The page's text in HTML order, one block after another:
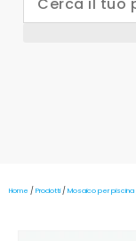
Home / Prodotti/ Mosaico per piscina